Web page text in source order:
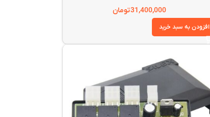
31,400,000تومان
افزودن به سبد خرید